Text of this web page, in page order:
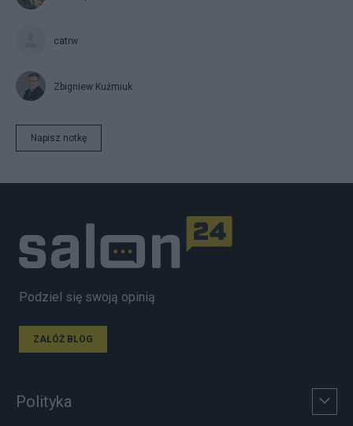
catrw
Zbigniew Kuźmiuk
Napisz notkę
Podziel się swoją opinią
ZAŁÓŻ BLOG
Polityka